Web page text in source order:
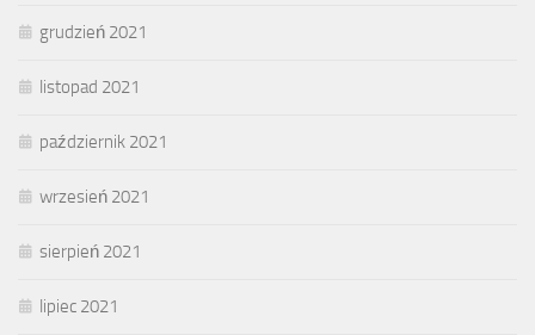
grudzień 2021
listopad 2021
październik 2021
wrzesień 2021
sierpień 2021
lipiec 2021